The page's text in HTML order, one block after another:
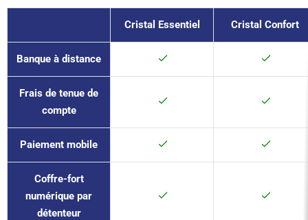
Cristal Essentiel Cristal Confort
Banque à distance
Frais de tenue de
compte
Paiement mobile
Coffre-fort
numérique par
détenteur